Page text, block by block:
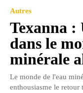
Autres
Texanna :
dans le
minérale
Le monde de l'eau
enthousiasme le retour